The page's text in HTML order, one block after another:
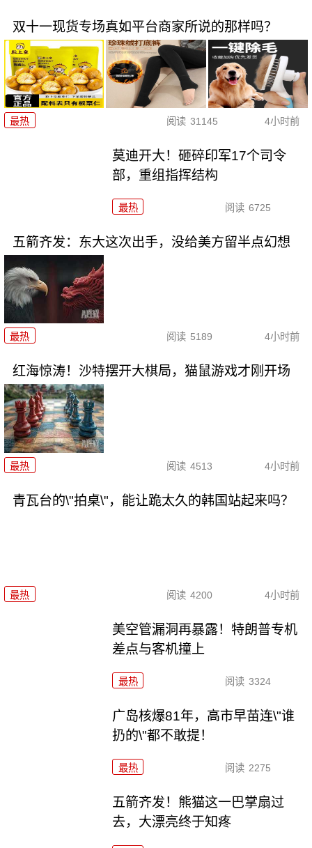
双十一现货专场真如平台商家所说的那样吗？
最热 阅读 31145 4小时前
莫迪开大！砸碎印军17个司令
部，重组指挥结构
最热 阅读 6725
五箭齐发：东大这次出手，没给美方留半点幻想
最热 阅读 5189 4小时前
红海惊涛！沙特摆开大棋局，猫鼠游戏才刚开场
最热 阅读 4513 4小时前
青瓦台的\"拍桌\"，能让跪太久的韩国站起来吗？
最热 阅读 4200 4小时前
美空管漏洞再暴露！特朗普专机
差点与客机撞上
最热 阅读 3324
广岛核爆81年，高市早苗连\"谁
扔的\"都不敢提！
最热 阅读 2275
五箭齐发！熊猫这一巴掌扇过
去，大漂亮终于知疼